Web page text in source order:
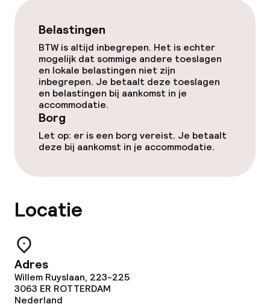
Beleid
Borg bij aankomst
Overal rookvrij
Belastingen
BTW is altijd inbegrepen. Het is echter
mogelijk dat sommige andere toeslagen
en lokale belastingen niet zijn
inbegrepen. Je betaalt deze toeslagen
en belastingen bij aankomst in je
accommodatie.
Borg
Let op: er is een borg vereist. Je betaalt
deze bij aankomst in je accommodatie.
Locatie
Adres
Willem Ruyslaan, 223-225
3063 ER ROTTERDAM
Nederland